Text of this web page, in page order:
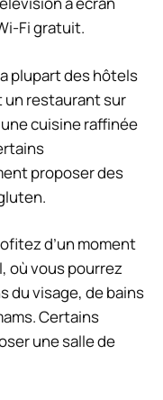
Fi gratuit.
plupart des hôtels
un restaurant sur
cuisine raffinée
proposer des
d’un moment
où vous pourrez
du visage, de bains
Certains
une salle de